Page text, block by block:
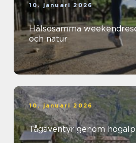
10. januari 2026
Hälsosamma
och natur
10. januari 2026
Tågäventyr genom